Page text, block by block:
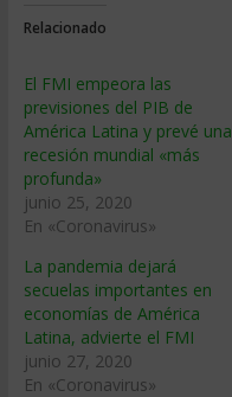
Relacionado
El FMI empeora las
previsiones del PIB de
América Latina y prevé una
recesión mundial «más
profunda»
junio 25, 2020
En «Coronavirus»
La pandemia dejará
secuelas importantes en
economías de América
Latina, advierte el FMI
junio 27, 2020
En «Coronavirus»